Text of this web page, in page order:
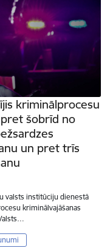
kriminālprocesu
pret šobrīd no
un pret trīs
valsts institūciju dienestā
kriminālvajāšanas